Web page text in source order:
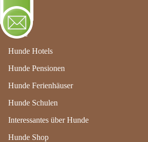
Menu
Home
Hunde Hotels
Hunde Pensionen
Hunde Ferienhäuser
Hunde Schulen
Interessantes über Hunde
Hunde ShopNordrhein-